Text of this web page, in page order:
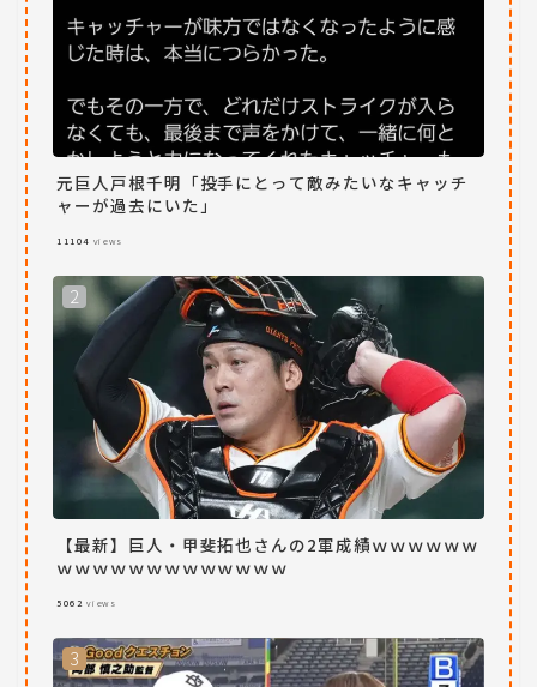
元巨人戸根千明「投手にとって敵みたいなキャッチ
ャーが過去にいた」
11104 views
【最新】巨人・甲斐拓也さんの2軍成績ｗｗｗｗｗｗ
ｗｗｗｗｗｗｗｗｗｗｗｗｗ
5062 views